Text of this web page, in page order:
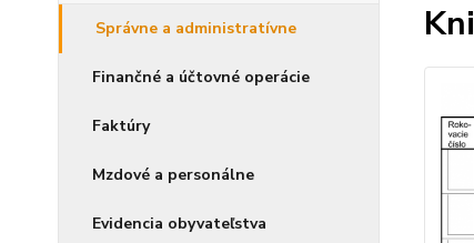
Správne a administratívne
Finančné a účtovné operácie
Faktúry
Mzdové a personálne
Evidencia obyvateľstva